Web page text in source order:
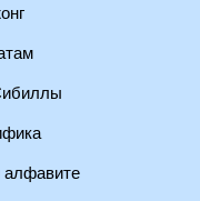
алфавите